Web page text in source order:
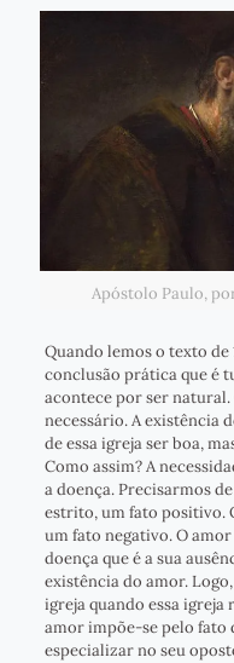
Apóstolo Paulo,
Quando lemos o texto de
conclusão prática que é
acontece por ser
necessário. A existência
de essa igreja ser boa,
Como assim? A
a doença. Precisarmos
estrito, um fato positivo.
um fato negativo. O
doença que é a sua
existência do amor.
igreja quando essa igreja
amor impõe-se pelo fato
especializar no seu